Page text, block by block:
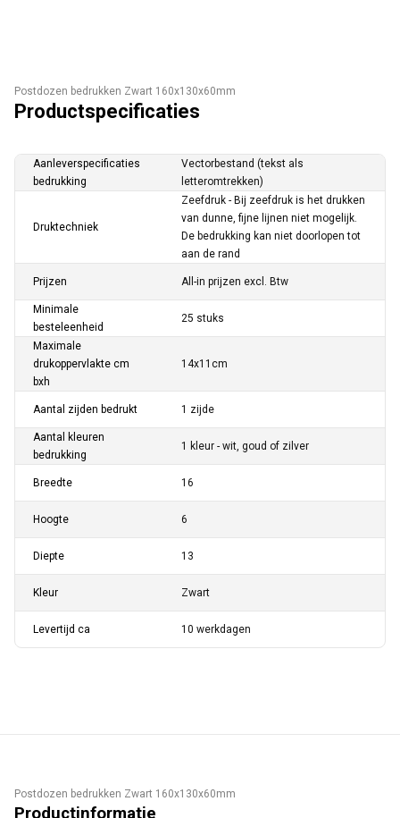
Postdozen bedrukken Zwart 160x130x60mm
Productspecificaties
Aanleverspecificaties
bedrukking
Vectorbestand (tekst als
letteromtrekken)
Druktechniek
Zeefdruk - Bij zeefdruk is het drukken
van dunne, fijne lijnen niet mogelijk.
De bedrukking kan niet doorlopen tot
aan de rand
Prijzen All-in prijzen excl. Btw
Minimale
besteleenheid
25 stuks
Maximale
drukoppervlakte cm
bxh
14x11cm
Aantal zijden bedrukt 1 zijde
Aantal kleuren
bedrukking
1 kleur - wit, goud of zilver
Breedte 16
Hoogte 6
Diepte 13
Kleur Zwart
Levertijd ca 10 werkdagen
Postdozen bedrukken Zwart 160x130x60mm
Productinformatie